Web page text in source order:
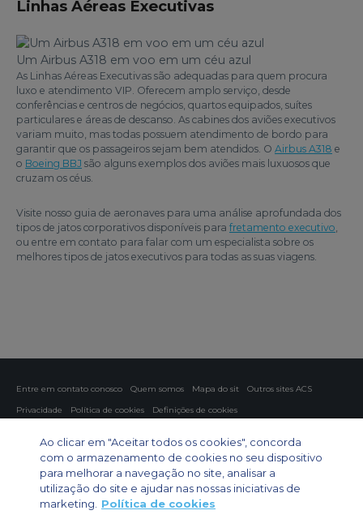
Linhas Aéreas Executivas
Um Airbus A318 em voo em um céu azul
As Linhas Aéreas Executivas são adequadas para quem procura
luxo e atendimento VIP. Oferecem amplo serviço, desde
conferências e centros de negócios, quartos equipados, suítes
particulares e áreas de descanso. As cabines dos aviões executivos
variam muito, mas todas possuem atendimento de bordo para
garantir que os passageiros sejam bem atendidos. O Airbus A318 e
o Boeing BBJ são alguns exemplos dos aviões mais luxuosos que
cruzam os céus.
Visite nosso guia de aeronaves para uma análise aprofundada dos
tipos de jatos corporativos disponíveis para fretamento executivo,
ou entre em contato para falar com um especialista sobre os
melhores tipos de jatos executivos para todas as suas viagens.
Entre em contato conosco Quem somos Mapa do sit
Outros sites ACS
Privacidade
Política de cookies
Definições de cookies
Guia de aeronaves
Private Charter App
Ao clicar em "Aceitar todos os cookies", concorda
com o armazenamento de cookies no seu dispositivo
para melhorar a navegação no site, analisar a
utilização do site e ajudar nas nossas iniciativas de
marketing.
Política de cookies